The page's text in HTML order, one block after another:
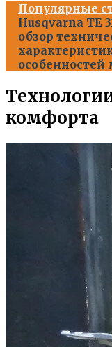
Популярные
Husqvarna TE
обзор
особенностей
комфорта